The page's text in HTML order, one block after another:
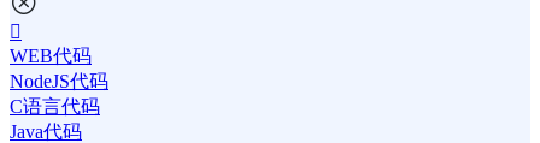
WEB代码
NodeJS代码
C语言代码
Java代码